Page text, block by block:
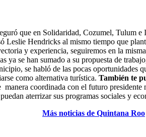
que en Solidaridad, Cozumel, Tulum
Leslie Hendricks al mismo tiempo que
y experiencia, seguiremos en la
ya se han sumado a su propuesta de
se habló de las pocas oportunidades
como alternativa turística. También te
coordinada con el futuro
aterrizar sus programas sociales y
Más noticias de Quintana Roo